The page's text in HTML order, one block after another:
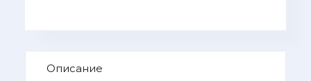
Описание